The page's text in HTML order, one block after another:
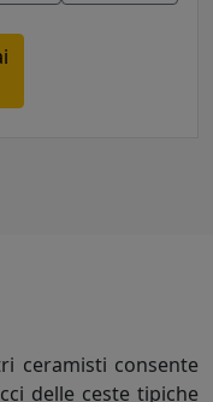
ceramisti consente
delle ceste tipiche